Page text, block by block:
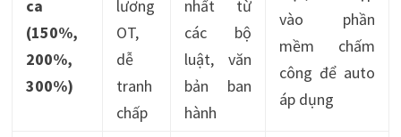
ca
(150%,
200%,
300%)
lương
OT,
dễ
tranh
chấp
nhất từ
các bộ
luật, văn
bản ban
hành
vào phần
mềm chấm
công để auto
áp dụng